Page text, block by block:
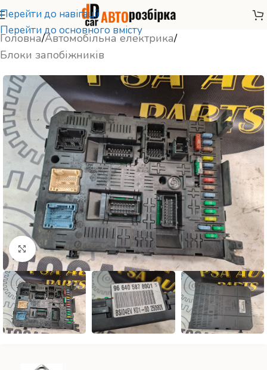
Перейти до навігації
Перейти до основного вмісту
Головна/Автомобільна електрика/
Блоки запобіжників
Натисніть, щоб збільшити